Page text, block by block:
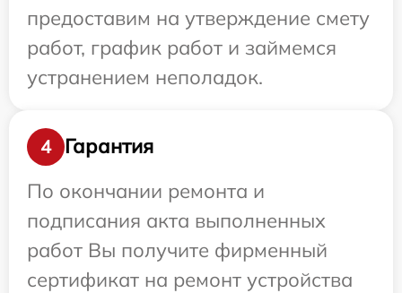
предоставим на утверждение смету
работ, график работ и займемся
устранением неполадок.
4
Гарантия
По окончании ремонта и
подписания акта выполненных
работ Вы получите фирменный
сертификат на ремонт устройства